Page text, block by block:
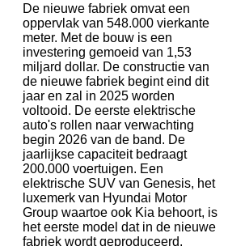
De nieuwe fabriek omvat een
oppervlak van 548.000 vierkante
meter. Met de bouw is een
investering gemoeid van 1,53
miljard dollar. De constructie van
de nieuwe fabriek begint eind dit
jaar en zal in 2025 worden
voltooid. De eerste elektrische
auto's rollen naar verwachting
begin 2026 van de band. De
jaarlijkse capaciteit bedraagt
200.000 voertuigen. Een
elektrische SUV van Genesis, het
luxemerk van Hyundai Motor
Group waartoe ook Kia behoort, is
het eerste model dat in de nieuwe
fabriek wordt geproduceerd.